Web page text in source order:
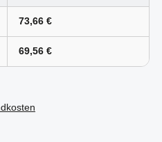
73,66 €
69,56 €